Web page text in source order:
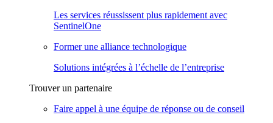
Les services réussissent plus rapidement avec
SentinelOne
Former une alliance technologique
Solutions intégrées à l’échelle de l’entreprise
Trouver un partenaire
Faire appel à une équipe de réponse ou de conseil